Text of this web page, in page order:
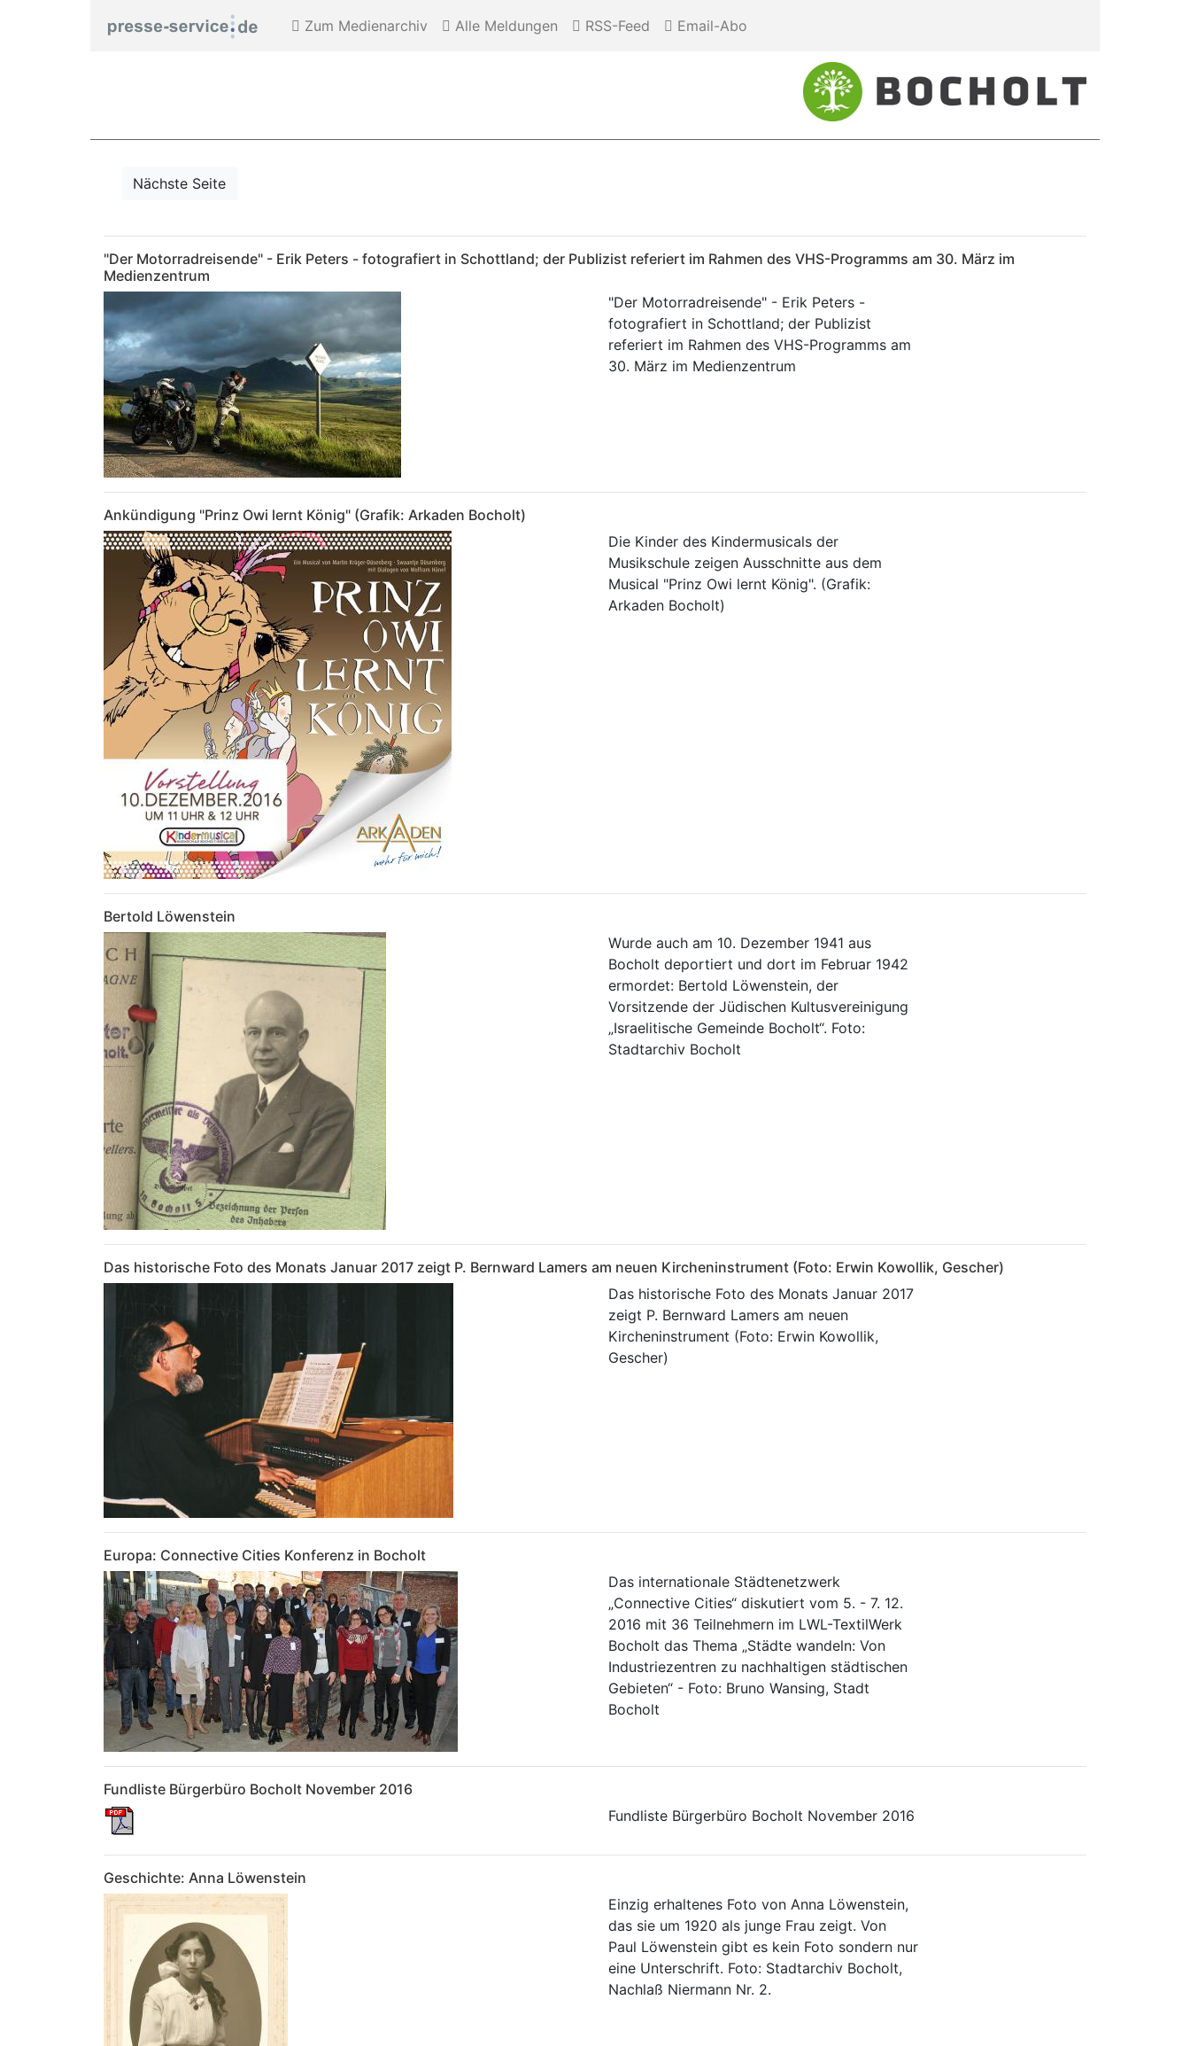
Zum Medienarchiv Alle Meldungen RSS-Feed Email-Abo
Nächste Seite
"Der Motorradreisende" - Erik Peters - fotografiert in Schottland; der Publizist referiert im Rahmen des VHS-Programms am 30. März im
Medienzentrum
"Der Motorradreisende" - Erik Peters -
fotografiert in Schottland; der Publizist
referiert im Rahmen des VHS-Programms am
30. März im Medienzentrum
Ankündigung "Prinz Owi lernt König" (Grafik: Arkaden Bocholt)
Die Kinder des Kindermusicals der
Musikschule zeigen Ausschnitte aus dem
Musical "Prinz Owi lernt König". (Grafik:
Arkaden Bocholt)
Bertold Löwenstein
Wurde auch am 10. Dezember 1941 aus
Bocholt deportiert und dort im Februar 1942
ermordet: Bertold Löwenstein, der
Vorsitzende der Jüdischen Kultusvereinigung
„Israelitische Gemeinde Bocholt“. Foto:
Stadtarchiv Bocholt
Das historische Foto des Monats Januar 2017 zeigt P. Bernward Lamers am neuen Kircheninstrument (Foto: Erwin Kowollik, Gescher)
Das historische Foto des Monats Januar 2017
zeigt P. Bernward Lamers am neuen
Kircheninstrument (Foto: Erwin Kowollik,
Gescher)
Europa: Connective Cities Konferenz in Bocholt
Das internationale Städtenetzwerk
„Connective Cities“ diskutiert vom 5. - 7. 12.
2016 mit 36 Teilnehmern im LWL-TextilWerk
Bocholt das Thema „Städte wandeln: Von
Industriezentren zu nachhaltigen städtischen
Gebieten“ - Foto: Bruno Wansing, Stadt
Bocholt
Fundliste Bürgerbüro Bocholt November 2016
Fundliste Bürgerbüro Bocholt November 2016
Geschichte: Anna Löwenstein
Einzig erhaltenes Foto von Anna Löwenstein,
das sie um 1920 als junge Frau zeigt. Von
Paul Löwenstein gibt es kein Foto sondern nur
eine Unterschrift. Foto: Stadtarchiv Bocholt,
Nachlaß Niermann Nr. 2.